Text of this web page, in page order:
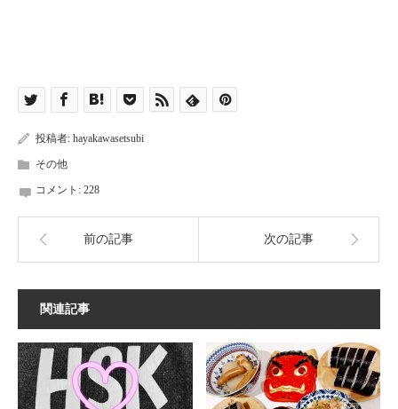
投稿者: hayakawasetsubi
その他
コメント: 228
前の記事 次の記事
関連記事